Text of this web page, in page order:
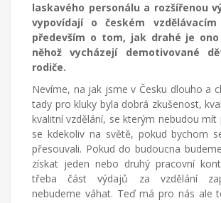
laskavého personálu a rozšířenou
vypovídají o českém
především o tom, jak drahé je
něhož vycházejí demotivované
rodiče.
Nevíme, na jak jsme v Česku dlouho a
tady pro kluky byla dobrá zkušenost,
kvalitní vzdělání, se kterým nebudou
se kdekoliv na světě, pokud bychom
přesouvali. Pokud do budoucna
získat jeden nebo druhý pracovní
třeba část výdajů za vzdělání
nebudeme váhat. Teď má pro nás ale